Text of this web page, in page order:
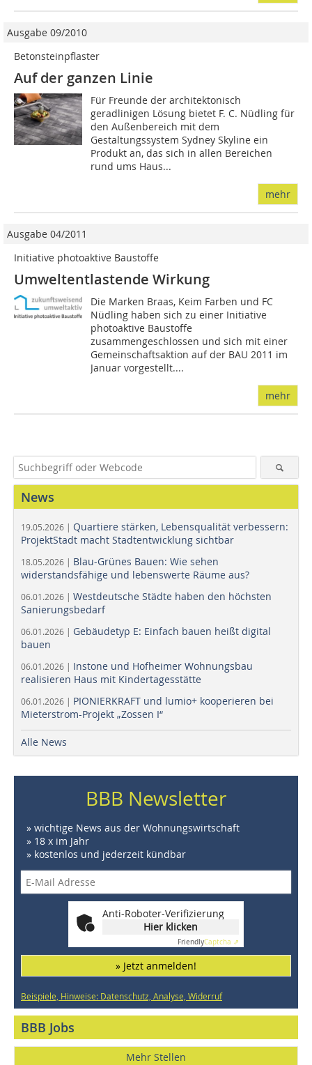
Ausgabe 09/2010
Betonsteinpflaster
Auf der ganzen Linie
Für Freunde der architektonisch
geradlinigen Lösung bietet F. C. Nüdling für
den Außenbereich mit dem
Gestaltungssystem Sydney Skyline ein
Produkt an, das sich in allen Bereichen
rund ums Haus...
mehr
Ausgabe 04/2011
Initiative photoaktive Baustoffe
Umweltentlastende Wirkung
Die Marken Braas, Keim Farben und FC
Nüdling haben sich zu einer Initiative
photoaktive Baustoffe
zusammengeschlossen und sich mit einer
Gemeinschaftsaktion auf der BAU 2011 im
Januar vorgestellt....
mehr
News
19.05.2026 | Quartiere stärken, Lebensqualität verbessern:
ProjektStadt macht Stadtentwicklung sichtbar
18.05.2026 | Blau-Grünes Bauen: Wie sehen
widerstandsfähige und lebenswerte Räume aus?
06.01.2026 | Westdeutsche Städte haben den höchsten
Sanierungsbedarf
06.01.2026 | Gebäudetyp E: Einfach bauen heißt digital
bauen
06.01.2026 | Instone und Hofheimer Wohnungsbau
realisieren Haus mit Kindertagesstätte
06.01.2026 | PIONIERKRAFT und lumio+ kooperieren bei
Mieterstrom-Projekt „Zossen I“
Alle News
BBB Newsletter
» wichtige News aus der Wohnungswirtschaft
» 18 x im Jahr
» kostenlos und jederzeit kündbar
Anti-Roboter-Verifizierung
Hier klicken
FriendlyCaptcha ⇗
» Jetzt anmelden!
Beispiele, Hinweise: Datenschutz, Analyse, Widerruf
BBB Jobs
Mehr Stellen